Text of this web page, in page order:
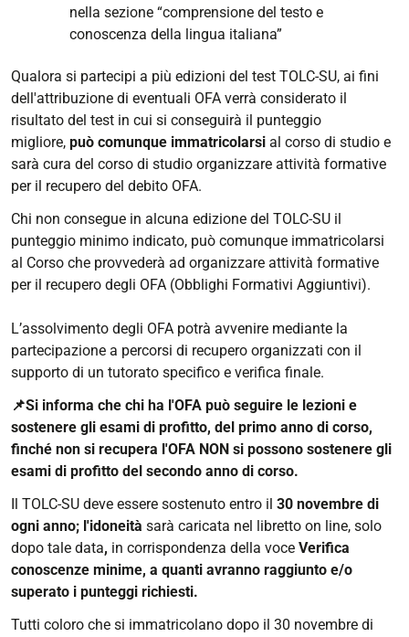
nella sezione “comprensione del testo e
conoscenza della lingua italiana”
Qualora si partecipi a più edizioni del test TOLC-SU, ai fini
dell'attribuzione di eventuali OFA verrà considerato il
risultato del test in cui si conseguirà il punteggio
migliore, può comunque immatricolarsi al corso di studio e
sarà cura del corso di studio organizzare attività formative
per il recupero del debito OFA.
Chi non consegue in alcuna edizione del TOLC-SU il
punteggio minimo indicato, può comunque immatricolarsi
al Corso che provvederà ad organizzare attività formative
per il recupero degli OFA (Obblighi Formativi Aggiuntivi).
L’assolvimento degli OFA potrà avvenire mediante la
partecipazione a percorsi di recupero organizzati con il
supporto di un tutorato specifico e verifica finale.
📌Si informa che chi ha l'OFA può seguire le lezioni e
sostenere gli esami di profitto, del primo anno di corso,
finché non si recupera l'OFA NON si possono sostenere gli
esami di profitto del secondo anno di corso.
Il TOLC-SU deve essere sostenuto entro il 30 novembre di
ogni anno; l'idoneità sarà caricata nel libretto on line, solo
dopo tale data, in corrispondenza della voce Verifica
conoscenze minime, a quanti avranno raggiunto e/o
superato i punteggi richiesti.
Tutti coloro che si immatricolano dopo il 30 novembre di